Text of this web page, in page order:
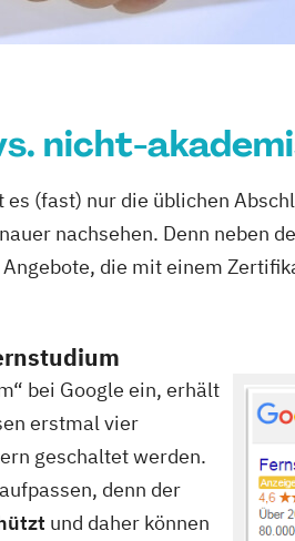
nicht-
(fast) nur die üblichen
nachsehen. Denn neben
die mit einem
bei Google ein, erhält
erstmal vier
geschaltet werden.
denn der
und daher können